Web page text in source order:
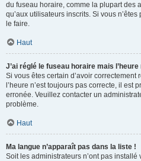
du fuseau horaire, comme la plupart des
qu’aux utilisateurs inscrits. Si vous
le faire.
Haut
J’ai réglé le fuseau horaire mais
Si vous êtes certain d’avoir
l’heure n’est toujours pas correcte, il est
erronée. Veuillez contacter un
problème.
Haut
Ma langue n’apparaît pas dans la liste !
Soit les administrateurs n’ont pas